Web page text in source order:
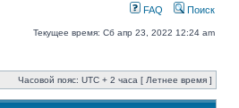
FAQ Поиск
Текущее время: Сб апр 23, 2022 12:24 am
Часовой пояс: UTC + 2 часа [ Летнее время ]